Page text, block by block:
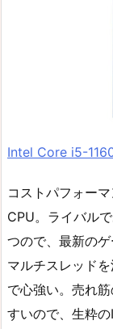
Intel Core i5-
コストパフォー
CPU。ライバル
つので、最新の
マルチスレッド
で心強い。売れ
すいので、生粋